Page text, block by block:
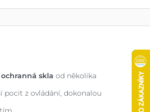
skla od několika
pocit z ovládání, dokonalou